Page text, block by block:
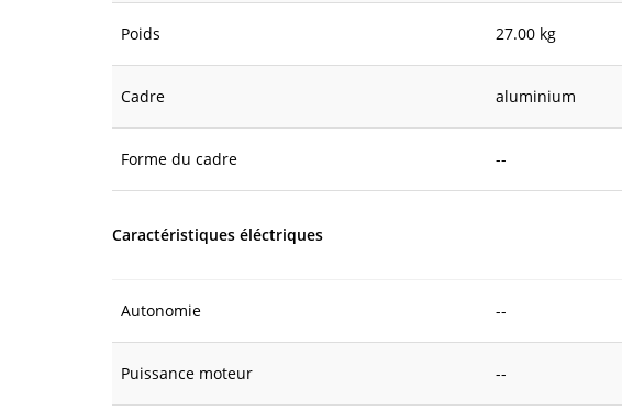
Poids 27.00 kg
Cadre aluminium
Forme du cadre --
Caractéristiques éléctriques
Autonomie --
Puissance moteur --